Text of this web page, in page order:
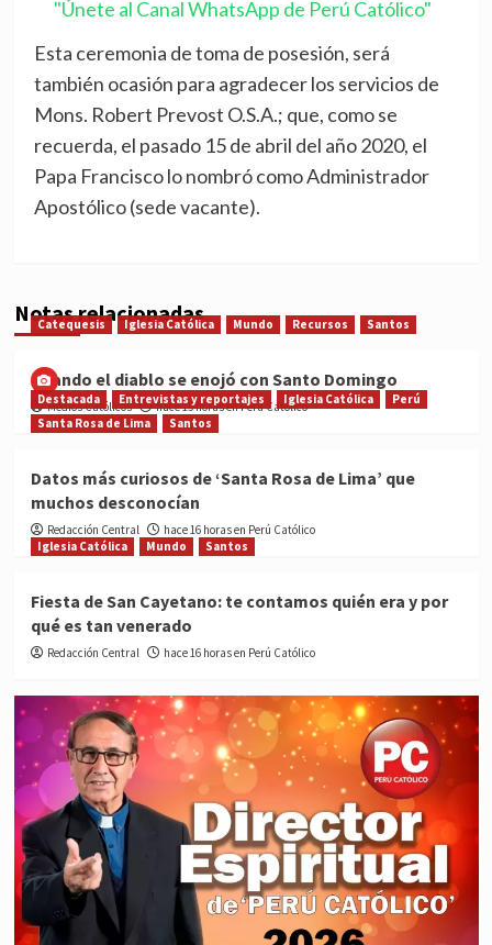
"Únete al Canal WhatsApp de Perú Católico"
Esta ceremonia de toma de posesión, será
también ocasión para agradecer los servicios de
Mons. Robert Prevost O.S.A.; que, como se
recuerda, el pasado 15 de abril del año 2020, el
Papa Francisco lo nombró como Administrador
Apostólico (sede vacante).
Notas relacionadas
Catequesis Iglesia Católica Mundo Recursos Santos
Cuando el diablo se enojó con Santo Domingo
Medios Católicos hace 15 horas en Perú Católico
Destacada Entrevistas y reportajes Iglesia Católica
Perú
Santa Rosa de Lima
Santos
Datos más curiosos de ‘Santa Rosa de Lima’ que
muchos desconocían
Redacción Central
hace 16 horas en Perú Católico
Iglesia Católica
Mundo Santos
Fiesta de San Cayetano: te contamos quién era y por
qué es tan venerado
Redacción Central hace 16 horas en Perú Católico